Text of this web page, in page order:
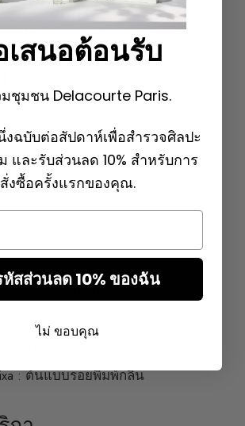
ลิ่นทาง
มและวัฒนธรรมผ่านมาตรฐานของ
baby talc
ชนิดแรกสุด
มสบู่อาบน้ำและผู้ชาย
ที่ได้รับการฟื้นฟู
าดไม่ได้
: ต้นแบบรอยพิมพ์กลิ่น
เสนอต้อนรับ
มชุมชน Delacourte Paris.
ฉบับต่อสัปดาห์เพื่อสำรวจศิลปะ
และรับส่วนลด 10% สำหรับการ
สั่งซื้อครั้งแรกของคุณ.
สส่วนลด 10% ของฉัน
ไม่ ขอบคุณ